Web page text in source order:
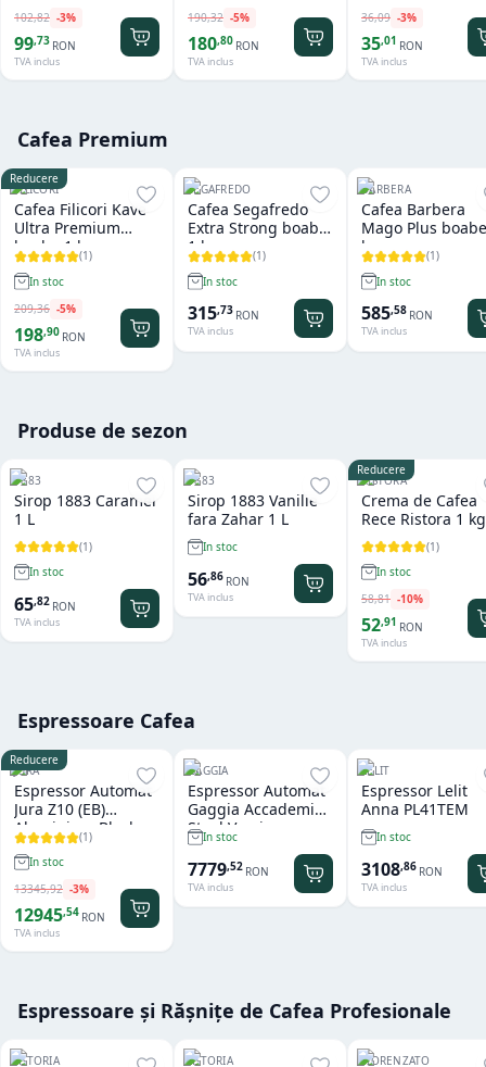
102,82 -3%
99,73 RON
TVA inclus
190,32 -5%
180,80 RON
TVA inclus
36,09 -3%
35,01 RON
TVA inclus
Cafea Premium
Reducere
FILICORI
Cafea Filicori Kave
Ultra Premium
boabe 1 kg
(1)
In stoc
209,36 -5%
198,90 RON
TVA inclus
SEGAFREDO
Cafea Segafredo
Extra Strong boabe
1 kg
(1)
In stoc
315,73 RON
TVA inclus
BARBERA
Cafea Barbera
Mago Plus
kg
(1)
In stoc
585,58 RON
TVA inclus
Produse de sezon
1883
Sirop 1883 Caramel
1 L
(1)
In stoc
65,82 RON
TVA inclus
1883
Sirop 1883 Vanilie
fara Zahar 1 L
In stoc
56,86 RON
TVA inclus
Reducere
RISTORA
Crema de Cafea
Rece Ristora 1 kg
(1)
In stoc
58,81 -10%
52,91 RON
TVA inclus
Espressoare Cafea
Reducere
JURA
Espressor Automat
Jura Z10 (EB)
Aluminium Black
(1)
In stoc
13345,92 -3%
12945,54 RON
TVA inclus
GAGGIA
Espressor Automat
Gaggia Accademia
Steel Version
In stoc
7779,52 RON
TVA inclus
LELIT
Espressor Lelit
Anna PL41TEM
In stoc
3108,86 RON
TVA inclus
Espressoare și Rășnițe de Cafea Profesionale
ASTORIA ASTORIA FIORENZATO